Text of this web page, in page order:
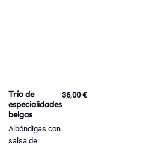
Trío de
especialidades
belgas
Albóndigas con
salsa de
36,00 €